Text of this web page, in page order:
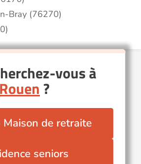
Bray (76270)
vous à
Rouen ?
Maison de retraite
seniors